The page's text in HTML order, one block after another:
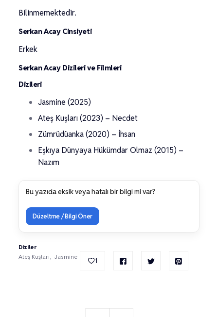
Bilinmemektedir.
Serkan Acay Cinsiyeti
Erkek
Serkan Acay Dizileri ve Filmleri
Dizileri
Jasmine (2025)
Ateş Kuşları (2023) – Necdet
Zümrüdüanka (2020) – İhsan
Eşkıya Dünyaya Hükümdar Olmaz (2015) –
Nazım
Bu yazıda eksik veya hatalı bir bilgi mi var?
Düzeltme / Bilgi Öner
Diziler
Ateş Kuşları
Jasmine 1